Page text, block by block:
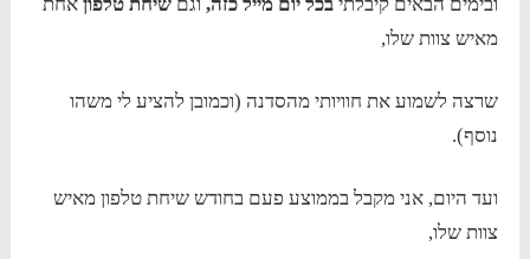
מאיש צוות שלו,
שרצה לשמוע את חוויותי מהסדנה (וכמובן להציע לי משהו
נוסף).
ועד היום, אני מקבל בממוצע פעם בחודש שיחת טלפון מאיש
צוות שלו,